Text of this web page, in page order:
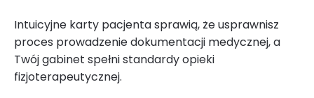
Intuicyjne karty pacjenta sprawią, że usprawnisz
proces prowadzenie dokumentacji medycznej, a
Twój gabinet spełni standardy opieki
fizjoterapeutycznej.